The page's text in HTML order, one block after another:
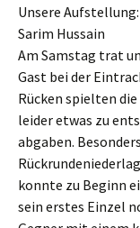
Unsere
Sarim Hussain
Am Samstag trat
Gast bei der
Rücken spielten
leider etwas zu
abgaben.
konnte zu Beginn
sein erstes Einzel